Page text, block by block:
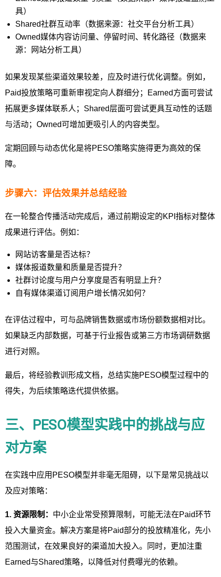
具）
Shared社群互动率（数据来源：社交平台分析工具）
Owned媒体内容访问量、停留时间、转化路径（数据来
源：网站分析工具）
如果发现某些渠道效果较差，应及时进行优化调整。例如，
Paid投放策略可重新审视定向人群细分；Earned方面可尝试
拓展更多媒体联系人；Shared层面可尝试更具互动性的话题
与活动；Owned可增加更吸引人的内容类型。
定期回顾与动态优化是将PESO策略实施得更为高效的保
障。
步骤六：评估效果并总结经验
在一轮整合传播活动完成后，通过前期设定的KPI指标对整体
成果进行评估。例如：
网站访客量是否达标？
媒体报道数量和质量是否提升？
社群讨论度与用户分享度是否有明显上升？
自有媒体渠道订阅用户增长情况如何？
在评估过程中，可与品牌销售数据或市场份额数据相对比。
如果缺乏内部数据，可基于行业报告或第三方市场调研数据
进行对照。
最后，将经验教训形成文档，总结实施PESO模型过程中的
得失，为后续策略迭代提供依据。
三、PESO模型实践中的挑战与应
对方案
在实践中应用PESO模型并非毫无阻碍，以下是常见挑战以
及应对策略：
1. 资源限制： 中小企业常受预算限制，可能无法在Paid环节
投入大量资金。解决方案是将Paid部分的投放精准化，先小
范围测试，在效果良好的渠道加大投入。同时，更加注重
Earned与Shared策略，以降低对付费曝光的依赖。